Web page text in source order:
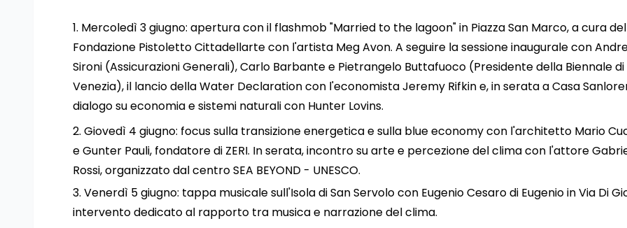
Mercoledì 3 giugno: apertura con il flashmob "Married to the lagoon" in Piazza San Marco, a cura
Fondazione Pistoletto Cittadellarte con l'artista Meg Avon. A seguire la sessione inaugurale con
Sironi (Assicurazioni Generali), Carlo Barbante e Pietrangelo Buttafuoco (Presidente della Biennale di
Venezia), il lancio della Water Declaration con l'economista Jeremy Rifkin e, in serata a Casa
dialogo su economia e sistemi naturali con Hunter Lovins.
Giovedì 4 giugno: focus sulla transizione energetica e sulla blue economy con l'architetto Mario
e Gunter Pauli, fondatore di ZERI. In serata, incontro su arte e percezione del clima con l'attore
Rossi, organizzato dal centro SEA BEYOND - UNESCO.
Venerdì 5 giugno: tappa musicale sull'Isola di San Servolo con Eugenio Cesaro di Eugenio in Via Di
intervento dedicato al rapporto tra musica e narrazione del clima.